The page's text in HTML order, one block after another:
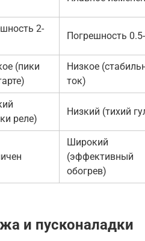
2-
Погрешность
(пики
Низкое
ток)
реле)
Низкий (тихий
Широкий
(эффективный
обогрев)
и пусконаладки